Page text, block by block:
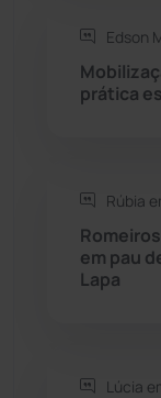
Saúde
Seabra
Sítio do
Sudoeste
Edson
prática
Rúbia
em pau
Lapa
Lúcia